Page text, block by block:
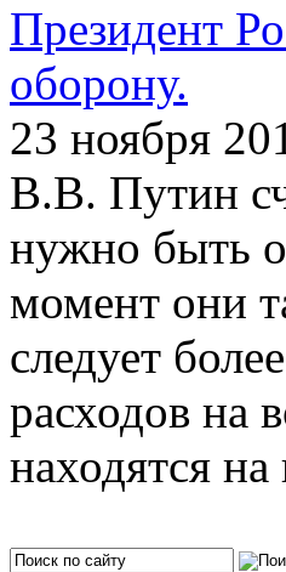
Президент
оборону.
23 ноября
В.В. Путин
нужно быть
момент они
следует
расходов
находятся